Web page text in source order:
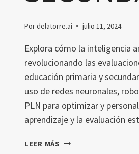
Pordelatorre.ai julio 11, 2024
Explora cómo la inteligencia
revolucionando las
educación primaria y
uso de redes neuronales,
PLN para optimizar y
aprendizaje y la evaluación
LEER MÁS EL